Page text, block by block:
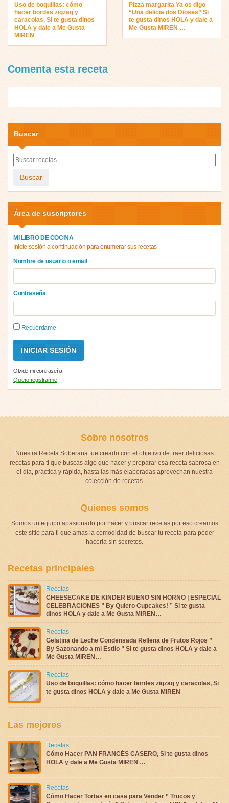
Uso de boquillas: cómo
hacer bordes zigzag y
caracolas, Si te gusta dinos
HOLA y dale a Me Gusta
MIREN
Pizza margarita Ya os digo
“Una delicia dos Dioses” Si
te gusta dinos HOLA y dale a
Me Gusta MIREN …
Comenta esta receta
Buscar
Buscar
Área de suscriptores
MI LIBRO DE COCINA
Inicie sesión a continuación para enumerar sus recetas
Nombre de usuario o email
Contraseña
Recuérdame
Olvide mi contraseña
Quiero registrarme
Sobre nosotros
Nuestra Receta Soberana fue creado con el objetivo de traer deliciosas
recetas para ti que buscas algo que hacer y preparar esa receta sabrosa en
el día, práctica y rápida, hasta las más elaboradas aprovechan nuestra
colección de recetas.
Quienes somos
Somos un equipo apasionado por hacer y buscar recetas por eso creamos
este sitio para ti que amas la comodidad de buscar tu receta para poder
hacerla sin secretos.
Recetas principales
Recetas
CHEESECAKE DE KINDER BUENO SIN HORNO | ESPECIAL
CELEBRACIONES ” By Quiero Cupcakes! ” Si te gusta
dinos HOLA y dale a Me Gusta MIREN…
Recetas
Gelatina de Leche Condensada Rellena de Frutos Rojos ”
By Sazonando a mi Estilo ” Si te gusta dinos HOLA y dale a
Me Gusta MIREN…
Recetas
Uso de boquillas: cómo hacer bordes zigzag y caracolas, Si
te gusta dinos HOLA y dale a Me Gusta MIREN
Las mejores
Recetas
Cómo Hacer PAN FRANCÉS CASERO, Si te gusta dinos
HOLA y dale a Me Gusta MIREN …
Recetas
Cómo Hacer Tortas en casa para Vender ” Trucos y